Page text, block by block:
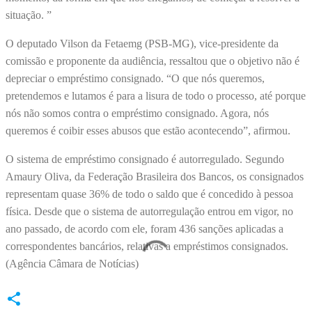
situação. ”
O deputado Vilson da Fetaemg (PSB-MG), vice-presidente da
comissão e proponente da audiência, ressaltou que o objetivo não é
depreciar o empréstimo consignado. “O que nós queremos,
pretendemos e lutamos é para a lisura de todo o processo, até porque
nós não somos contra o empréstimo consignado. Agora, nós
queremos é coibir esses abusos que estão acontecendo”, afirmou.
O sistema de empréstimo consignado é autorregulado. Segundo
Amaury Oliva, da Federação Brasileira dos Bancos, os consignados
representam quase 36% de todo o saldo que é concedido à pessoa
física. Desde que o sistema de autorregulação entrou em vigor, no
ano passado, de acordo com ele, foram 436 sanções aplicadas a
correspondentes bancários, relativas a empréstimos consignados.
(Agência Câmara de Notícias)